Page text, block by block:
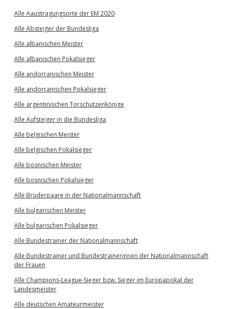
Alle Aaustragungsorte der EM 2020
Alle Absteiger der Bundesliga
Alle albanischen Meister
Alle albanischen Pokalsieger
Alle andorranischen Meister
Alle andorranischen Pokalsieger
Alle argentinischen Torschützenkönige
Alle Aufsteiger in die Bundesliga
Alle belgischen Meister
Alle belgischen Pokalsieger
Alle bosnischen Meister
Alle bosnischen Pokalsieger
Alle Brüderpaare in der Nationalmannschaft
Alle bulgarischen Meister
Alle bulgarischen Pokalsieger
Alle Bundestrainer der Nationalmannschaft
Alle Bundestrainer und Bundestrainerinnen der Nationalmannschaft
der Frauen
Alle Champions-League-Sieger bzw. Sieger im Europapokal der
Landesmeister
Alle deutschen Amateurmeister